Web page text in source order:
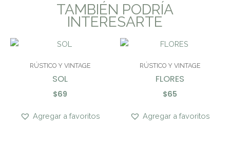
TAMBIÉN PODRÍA
INTERESARTE
RÚSTICO Y VINTAGE
SOL
$69
Agregar a favoritos
RÚSTICO Y VINTAGE
FLORES
$65
Agregar a favoritos